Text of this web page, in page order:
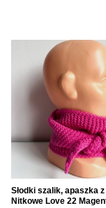
Słodki szalik, apaszka
Nitkowe Love 22